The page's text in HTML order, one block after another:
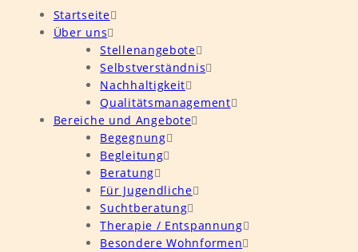
Startseite
Über uns
Stellenangebote
Selbstverständnis
Nachhaltigkeit
Qualitätsmanagement
Bereiche und Angebote
Begegnung
Begleitung
Beratung
Für Jugendliche
Suchtberatung
Therapie / Entspannung
Besondere Wohnformen